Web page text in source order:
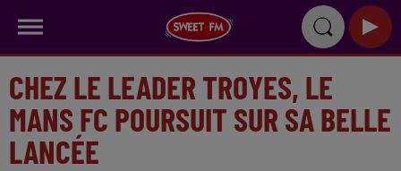
CHEZ LE LEADER TROYES, LE
MANS FC POURSUIT SUR SA BELLE
LANCÉE